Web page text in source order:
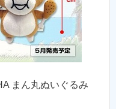
まん丸ぬいぐるみ